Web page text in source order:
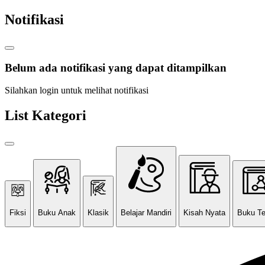
Notifikasi
Belum ada notifikasi yang dapat ditampilkan
Silahkan login untuk melihat notifikasi
List Kategori
Fiksi Buku Anak Klasik Belajar Mandiri Kisah Nyata Buku